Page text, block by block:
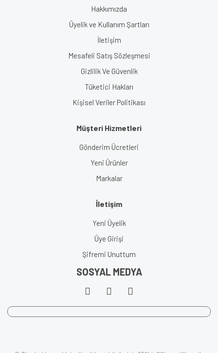
Hakkımızda
Üyelik ve Kullanım Şartları
İletişim
Mesafeli Satış Sözleşmesi
Gizlilik Ve Güvenlik
Tüketici Hakları
Kişisel Veriler Politikası
Müşteri Hizmetleri
Gönderim Ücretleri
Yeni Ürünler
Markalar
İletişim
Yeni Üyelik
Üye Girişi
Şifremi Unuttum
SOSYAL MEDYA